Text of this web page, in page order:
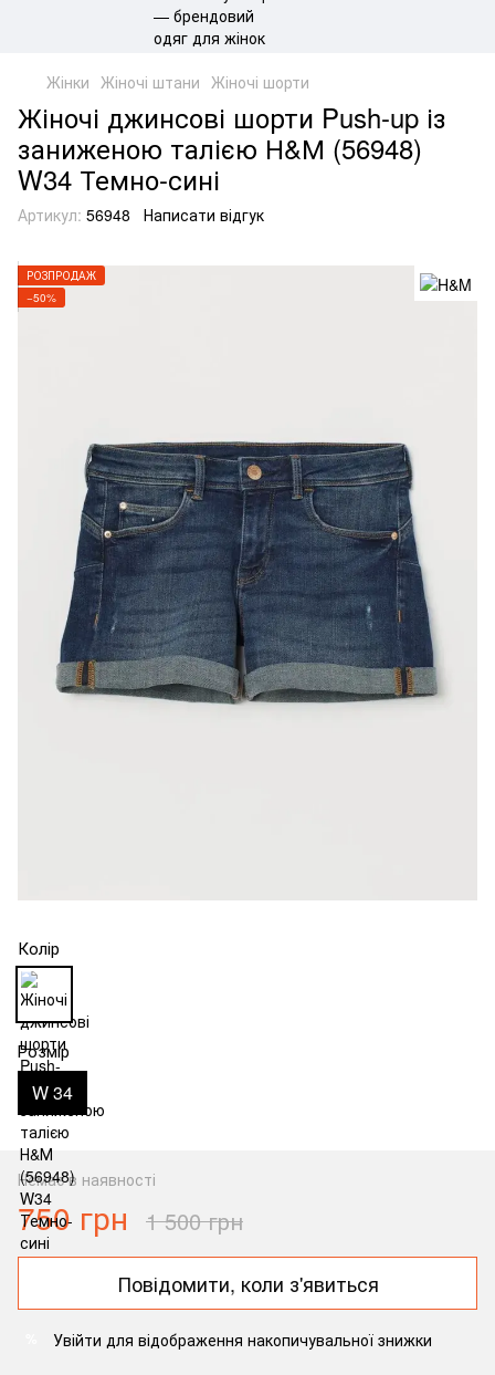
Жінки Жіночі штани Жіночі шорти
Жіночі джинсові шорти Push-up із
заниженою талією Н&М (56948)
W34 Темно-сині
Артикул: 56948 Написати відгук
РОЗПРОДАЖ
−50%
Колір
Розмір
W 34
Немає в наявності
750 грн 1 500 грн
Повідомити, коли з'явиться
Увійти для відображення накопичувальної знижки